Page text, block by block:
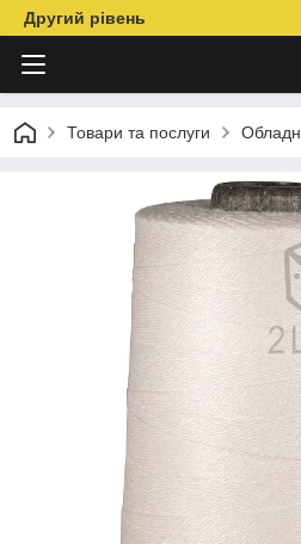
Другий рівень
Товари та послуги